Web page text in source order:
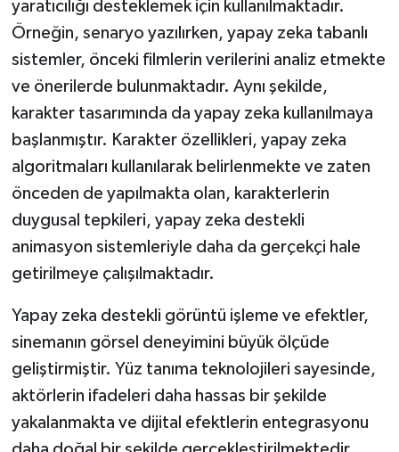
yaratıcılığı desteklemek için kullanılmaktadır.
Örneğin, senaryo yazılırken, yapay zeka tabanlı
sistemler, önceki filmlerin verilerini analiz etmekte
ve önerilerde bulunmaktadır. Aynı şekilde,
karakter tasarımında da yapay zeka kullanılmaya
başlanmıştır. Karakter özellikleri, yapay zeka
algoritmaları kullanılarak belirlenmekte ve zaten
önceden de yapılmakta olan, karakterlerin
duygusal tepkileri, yapay zeka destekli
animasyon sistemleriyle daha da gerçekçi hale
getirilmeye çalışılmaktadır.
Yapay zeka destekli görüntü işleme ve efektler,
sinemanın görsel deneyimini büyük ölçüde
geliştirmiştir. Yüz tanıma teknolojileri sayesinde,
aktörlerin ifadeleri daha hassas bir şekilde
yakalanmakta ve dijital efektlerin entegrasyonu